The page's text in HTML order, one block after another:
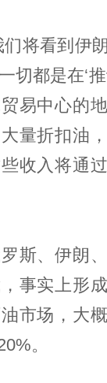
们将看到伊
切都是在‘
易中心的
量折扣油
收入将通
斯、伊朗
事实上形
市场，大
。